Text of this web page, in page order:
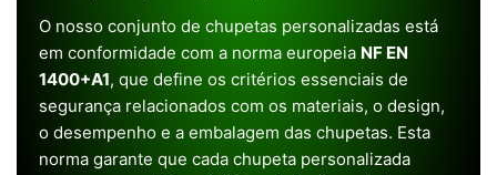
O nosso conjunto de chupetas personalizadas está
em conformidade com a norma europeia NF EN
1400+A1, que define os critérios essenciais de
segurança relacionados com os materiais, o design,
o desempenho e a embalagem das chupetas. Esta
norma garante que cada chupeta personalizada